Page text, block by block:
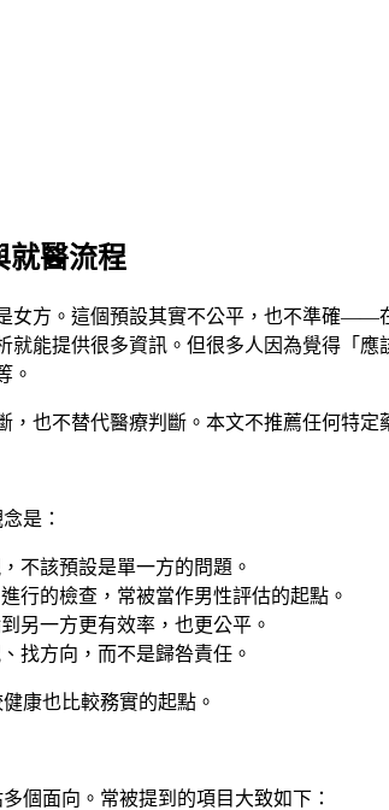
就醫流程
女方。這個預設其實不公平，也不準確
能提供很多資訊。但很多人因為覺得「
。
也不替代醫療判斷。本文不推薦任何特
是：
不該預設是單一方的問題。
行的檢查，常被當作男性評估的起點。
另一方更有效率，也更公平。
找方向，而不是歸咎責任。
康也比較務實的起點。
個面向。常被提到的項目大致如下：